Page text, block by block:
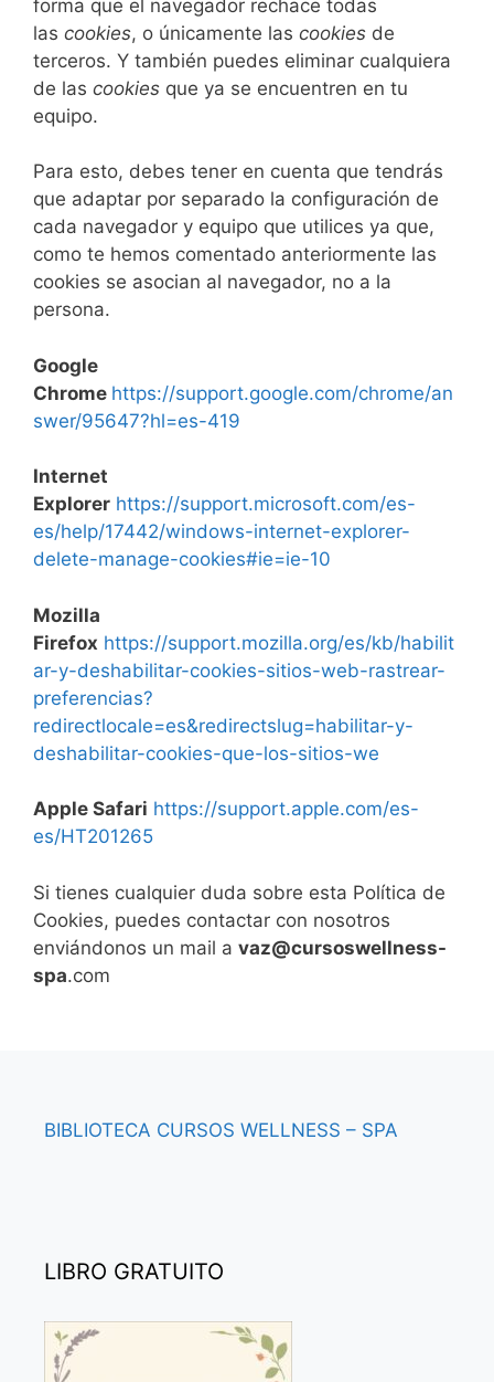
forma que el navegador rechace todas
las cookies, o únicamente las cookies de
terceros. Y también puedes eliminar cualquiera
de las cookies que ya se encuentren en tu
equipo.
Para esto, debes tener en cuenta que tendrás
que adaptar por separado la configuración de
cada navegador y equipo que utilices ya que,
como te hemos comentado anteriormente las
cookies se asocian al navegador, no a la
persona.
Google
Chrome https://support.google.com/chrome/an
swer/95647?hl=es-419
Internet
Explorer https://support.microsoft.com/es-
es/help/17442/windows-internet-explorer-
delete-manage-cookies#ie=ie-10
Mozilla
Firefox https://support.mozilla.org/es/kb/habilit
ar-y-deshabilitar-cookies-sitios-web-rastrear-
preferencias?
redirectlocale=es&redirectslug=habilitar-y-
deshabilitar-cookies-que-los-sitios-we
Apple Safari https://support.apple.com/es-
es/HT201265
Si tienes cualquier duda sobre esta Política de
Cookies, puedes contactar con nosotros
enviándonos un mail a vaz@cursoswellness-
spa.com
BIBLIOTECA CURSOS WELLNESS – SPA
LIBRO GRATUITO